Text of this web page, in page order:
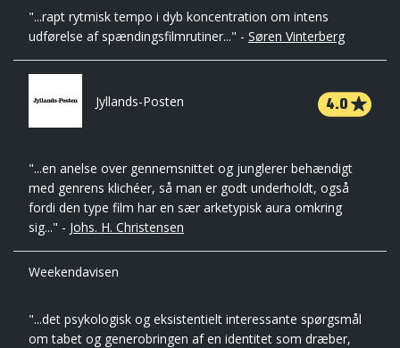
"...rapt rytmisk tempo i dyb koncentration om intens
udførelse af spændingsfilmrutiner..." - Søren Vinterberg
Jyllands-Posten 4.0
"...en anelse over gennemsnittet og junglerer behændigt
med genrens klichéer, så man er godt underholdt, også
fordi den type film har en sær arketypisk aura omkring
sig..." - Johs. H. Christensen
Weekendavisen
"...det psykologisk og eksistentielt interessante spørgsmål
om tabet og generobringen af en identitet som dræber,